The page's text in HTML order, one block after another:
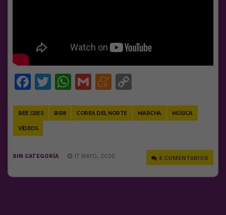
Facebook
Twitter
WhatsApp
GmailMeneame
BEE GEES BS18 COREA DEL NORTE MARCHA MÚSICA
VÍDEOS
4 COMENTARIOS
SIN CATEGORÍA 17 MAYO, 2020